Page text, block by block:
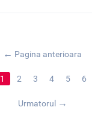
Pagina anterioara
1 2 3 4 5 6
Urmatorul